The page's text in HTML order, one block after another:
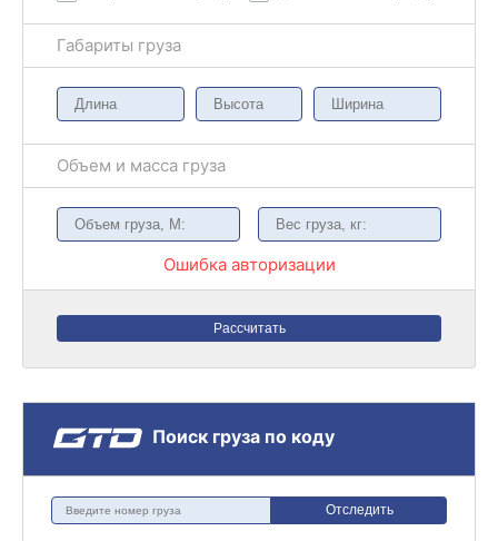
Габариты груза
Объем и масса груза
Ошибка авторизации
Рассчитать
Поиск груза по коду
Отследить